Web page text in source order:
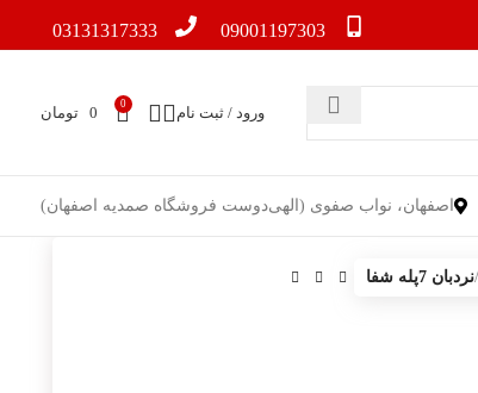
09001197303
03131317333
ورود / ثبت نام
0
0 تومان
اصفهان، نواب صفوی (الهی‌دوست فروشگاه صمدیه اصفهان)
نردبان 7پله شفا